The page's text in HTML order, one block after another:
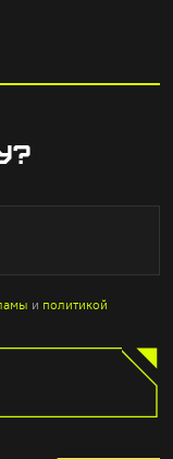
и политикой